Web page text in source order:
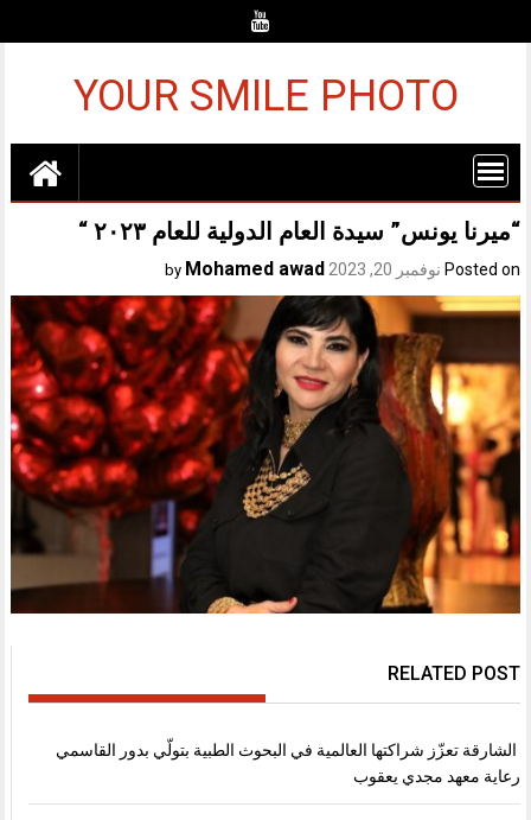
YOUR SMILE PHOTO
“ميرنا يونس” سيدة العام الدولية للعام ۲۰۲۳ “
Posted on نوفمبر 20, 2023 Mohamed awad
RELATED POST
الشارقة تعزّز شراكتها العالمية في البحوث الطبية بتولّي بدور القاسمي
رعاية معهد مجدي يعقوب